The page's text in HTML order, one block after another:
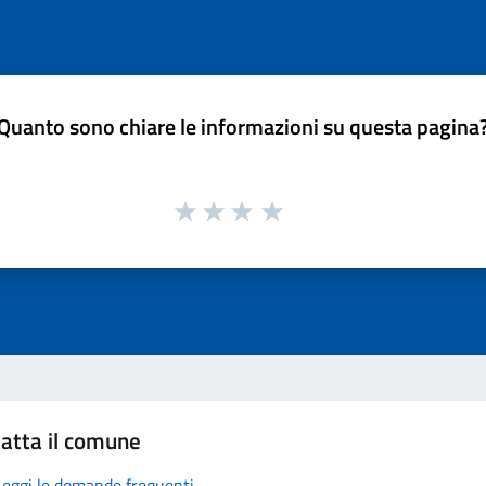
sono chiare le informazioni su questa
il comune